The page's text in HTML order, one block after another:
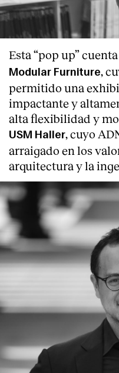
Esta “pop up”
Modular Furniture,
permitido una
impactante y
alta flexibilidad y
USM Haller, cuyo
arraigado en los
arquitectura y la